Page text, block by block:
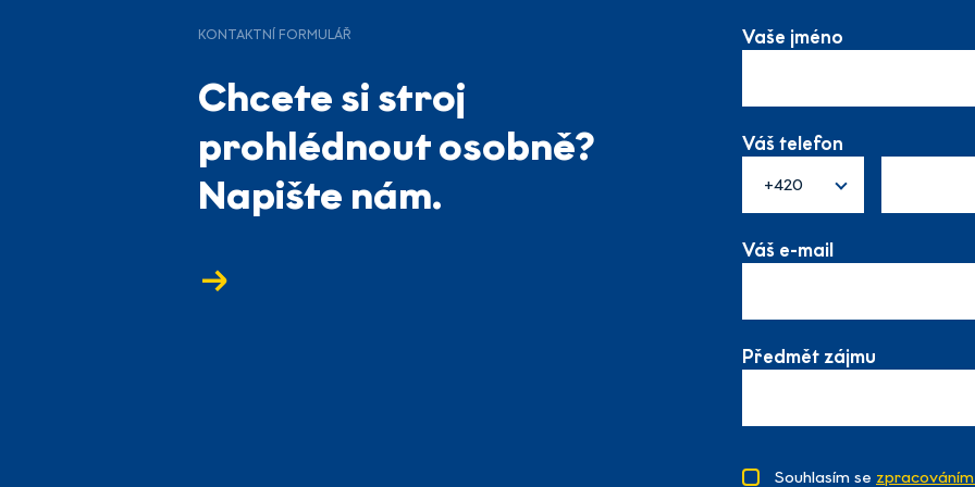
KONTAKTNÍ FORMULÁŘ
Chcete si stroj
prohlédnout osobně?
Napište nám.
Vaše jméno
Váš telefon
+420
Váš e-mail
Předmět zájmu
Souhlasím se